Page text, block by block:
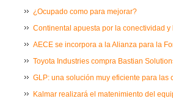
¿Ocupado como para mejorar?
Continental apuesta por la conectividad
AECE se incorpora a la Alianza para la
Toyota Industries compra Bastian
GLP: una solución muy eficiente para las
Kalmar realizará el matenimiento del